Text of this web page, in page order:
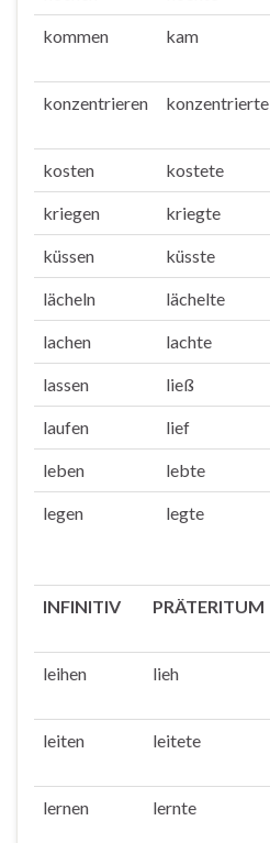
kommen kam
konzentrieren konzentrierte
kosten kostete
kriegen kriegte
küssen küsste
lächeln lächelte
lachen lachte
lassen ließ
laufen lief
leben lebte
legen legte
INFINITIV PRÄTERITUM
leihen lieh
leiten leitete
lernen lernte